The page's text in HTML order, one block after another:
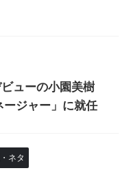
ューの小園美樹
ジャー」に就任
ネタ